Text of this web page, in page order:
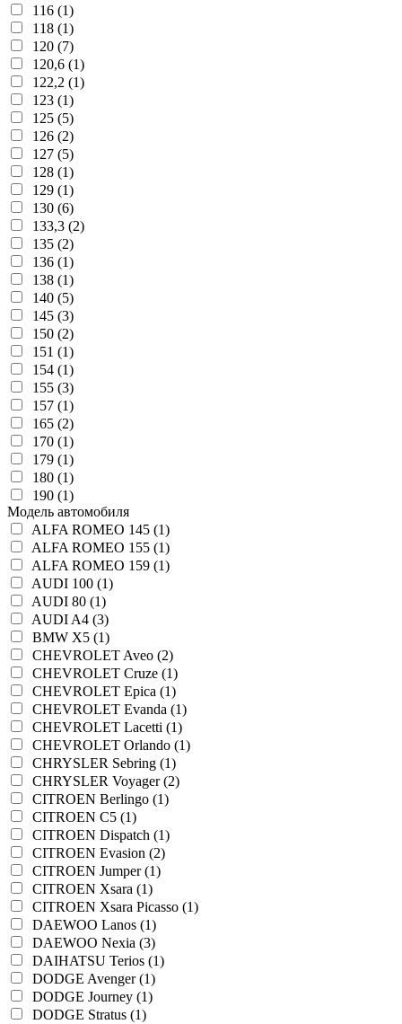
116 (1)
118 (1)
120 (7)
120,6 (1)
122,2 (1)
123 (1)
125 (5)
126 (2)
127 (5)
128 (1)
129 (1)
130 (6)
133,3 (2)
135 (2)
136 (1)
138 (1)
140 (5)
145 (3)
150 (2)
151 (1)
154 (1)
155 (3)
157 (1)
165 (2)
170 (1)
179 (1)
180 (1)
190 (1)
Модель автомобиля
ALFA ROMEO 145 (1)
ALFA ROMEO 155 (1)
ALFA ROMEO 159 (1)
AUDI 100 (1)
AUDI 80 (1)
AUDI A4 (3)
BMW X5 (1)
CHEVROLET Aveo (2)
CHEVROLET Cruze (1)
CHEVROLET Epica (1)
CHEVROLET Evanda (1)
CHEVROLET Lacetti (1)
CHEVROLET Orlando (1)
CHRYSLER Sebring (1)
CHRYSLER Voyager (2)
CITROEN Berlingo (1)
CITROEN C5 (1)
CITROEN Dispatch (1)
CITROEN Evasion (2)
CITROEN Jumper (1)
CITROEN Xsara (1)
CITROEN Xsara Picasso (1)
DAEWOO Lanos (1)
DAEWOO Nexia (3)
DAIHATSU Terios (1)
DODGE Avenger (1)
DODGE Journey (1)
DODGE Stratus (1)